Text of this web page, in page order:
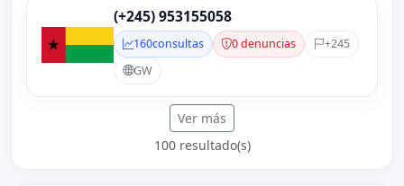
(+245) 953155058
160consultas 0 denuncias
+245
GW
Ver más
100 resultado(s)